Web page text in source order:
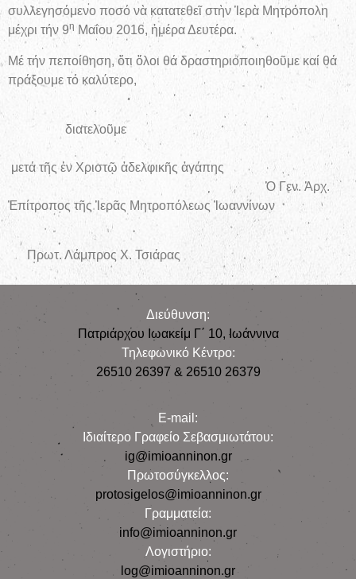
συλλεγησόμενο ποσό νὰ κατατεθεῖ στὴν Ἱερὰ Μητρόπολη
μέχρι τήν 9η Μαΐου 2016, ἡμέρα Δευτέρα.
Μέ τήν πεποίθηση, ὅτι ὅλοι θά δραστηριοποιηθοῦμε καί θά
πράξουμε τό καλύτερο,
διατελοῦμε
μετά τῆς ἐν Χριστῷ ἀδελφικῆς ἀγάπης
Ὁ Γεν. Ἀρχ.
Ἐπίτροπος τῆς Ἱερᾶς Μητροπόλεως Ἰωαννίνων
Πρωτ. Λάμπρος Χ. Τσιάρας
Διεύθυνση:
Πατριάρχου Ιωακείμ Γ΄ 10, Iωάννινα
Τηλεφωνικό Κέντρο:
26510 26397 & 26510 26379
E-mail:
Iδιαίτερο Γραφείο Σεβασμιωτάτου:
ig@imioanninon.gr
Πρωτοσύγκελλος:
protosigelos@imioanninon.gr
Γραμματεία:
info@imioanninon.gr
Λογιστήριο:
log@imioanninon.gr